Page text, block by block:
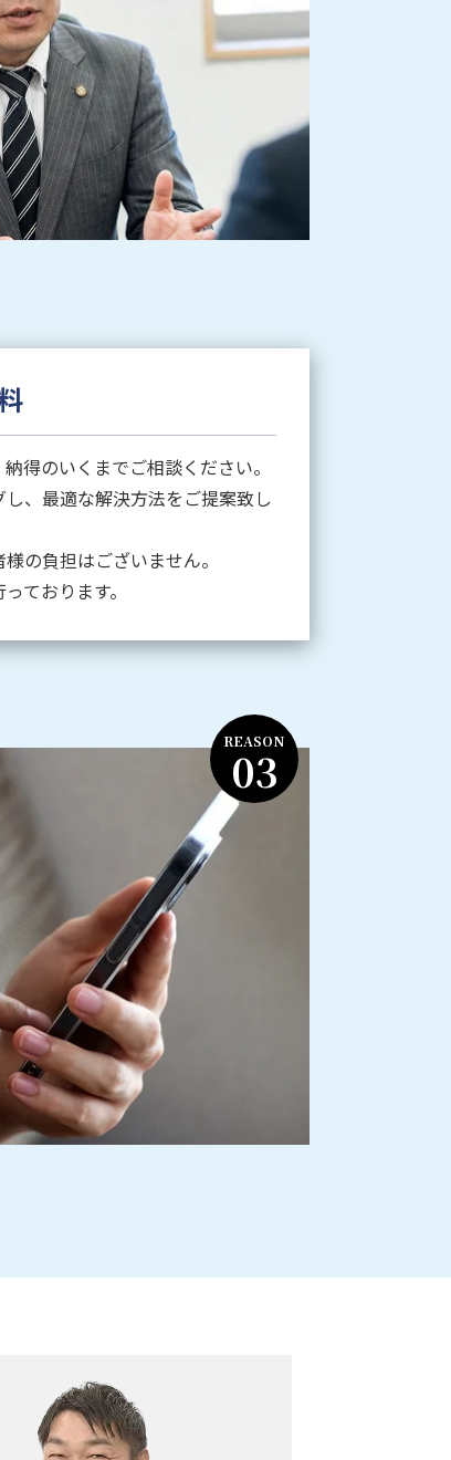
得のいくまでご相談ください。
、最適な解決方法をご提案致し
の負担はございません。
ております。
REASON
03